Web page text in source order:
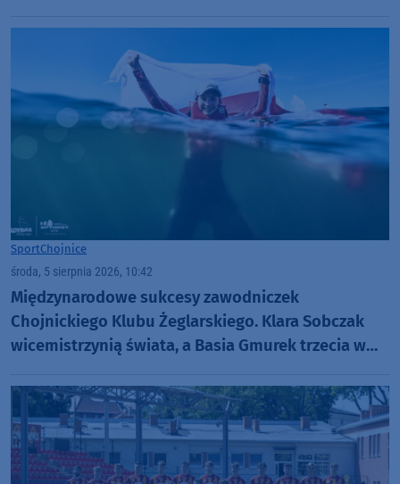
SportChojnice
środa, 5 sierpnia 2026, 10:42
Międzynarodowe sukcesy zawodniczek
Chojnickiego Klubu Żeglarskiego. Klara Sobczak
wicemistrzynią świata, a Basia Gmurek trzecia w